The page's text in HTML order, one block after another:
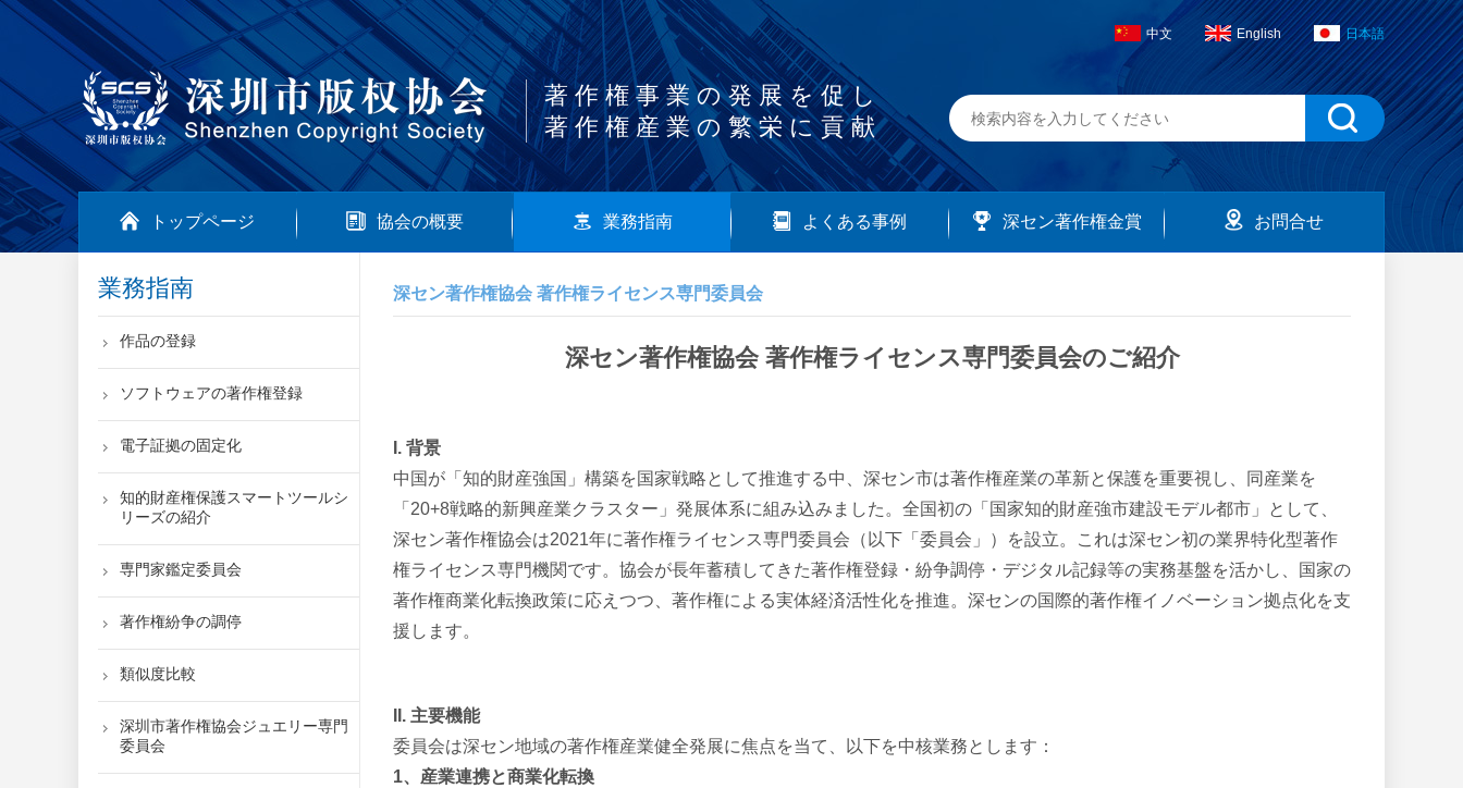
著作権事業の発展を促し
著作権産業の繁栄に貢献
中文 English 日本語
トップページ 協会の概要 業務指南 よくある事例 深セン著作権金賞 お問合せ
業務指南
作品の登録
ソフトウェアの著作権登録
電子証拠の固定化
知的財産権保護スマートツールシ
リーズの紹介
専門家鑑定委員会
著作権紛争の調停
類似度比較
深圳市著作権協会ジュエリー専門
委員会
深セン著作権協会 著作権ライセンス専門委員会
深セン著作権協会 著作権ライセンス専門委員会のご紹介
I. 背景
中国が「知的財産強国」構築を国家戦略として推進する中、深セン市は著作権産業の革新と保護を重要視し、同産業を
「20+8戦略的新興産業クラスター」発展体系に組み込みました。全国初の「国家知的財産強市建設モデル都市」として、
深セン著作権協会は2021年に著作権ライセンス専門委員会（以下「委員会」）を設立。これは深セン初の業界特化型著作
権ライセンス専門機関です。協会が長年蓄積してきた著作権登録・紛争調停・デジタル記録等の実務基盤を活かし、国家の
著作権商業化転換政策に応えつつ、著作権による実体経済活性化を推進。深センの国際的著作権イノベーション拠点化を支
援します。
II. 主要機能
委員会は深セン地域の著作権産業健全発展に焦点を当て、以下を中核業務とします：
1、産業連携と商業化転換